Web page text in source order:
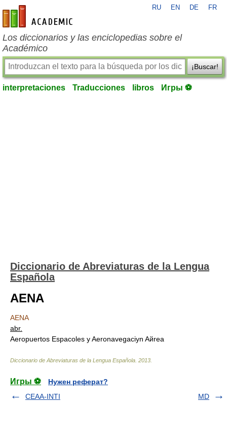
es-academic.com
RU EN DE FR
Los diccionarios y las enciclopedias sobre el
Académico
¡Buscar!
interpretaciones Traducciones libros Игры ⚽
Diccionario de Abreviaturas de la Lengua
Española
AENA
AENA
abr.
Aeropuertos Espaсoles y Aeronavegaciуn Aйrea
Diccionario de Abreviaturas de la Lengua Española 2013
Игры ⚽
Нужен реферат?
CEAA-INTI
MD